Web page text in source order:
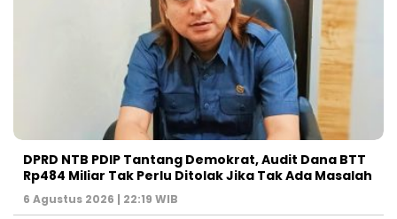
DPRD NTB PDIP Tantang Demokrat, Audit Dana BTT
Rp484 Miliar Tak Perlu Ditolak Jika Tak Ada Masalah
6 Agustus 2026 | 22:19 WIB